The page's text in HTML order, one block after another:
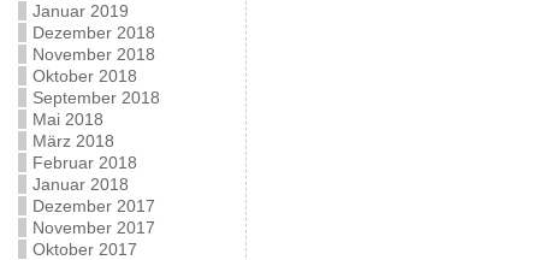
Januar 2019
Dezember 2018
November 2018
Oktober 2018
September 2018
Mai 2018
März 2018
Februar 2018
Januar 2018
Dezember 2017
November 2017
Oktober 2017